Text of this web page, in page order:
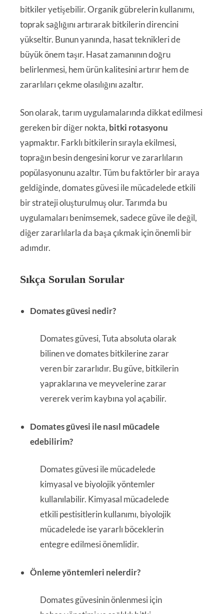
bitkiler yetişebilir. Organik gübrelerin kullanımı,
toprak sağlığını artırarak bitkilerin direncini
yükseltir. Bunun yanında, hasat teknikleri de
büyük önem taşır. Hasat zamanının doğru
belirlenmesi, hem ürün kalitesini artırır hem de
zararlıları çekme olasılığını azaltır.
Son olarak, tarım uygulamalarında dikkat edilmesi
gereken bir diğer nokta, bitki rotasyonu
yapmaktır. Farklı bitkilerin sırayla ekilmesi,
toprağın besin dengesini korur ve zararlıların
popülasyonunu azaltır. Tüm bu faktörler bir araya
geldiğinde, domates güvesi ile mücadelede etkili
bir strateji oluşturulmuş olur. Tarımda bu
uygulamaları benimsemek, sadece güve ile değil,
diğer zararlılarla da başa çıkmak için önemli bir
adımdır.
Sıkça Sorulan Sorular
Domates güvesi nedir?
Domates güvesi, Tuta absoluta olarak
bilinen ve domates bitkilerine zarar
veren bir zararlıdır. Bu güve, bitkilerin
yapraklarına ve meyvelerine zarar
vererek verim kaybına yol açabilir.
Domates güvesi ile nasıl mücadele
edebilirim?
Domates güvesi ile mücadelede
kimyasal ve biyolojik yöntemler
kullanılabilir. Kimyasal mücadelede
etkili pestisitlerin kullanımı, biyolojik
mücadelede ise yararlı böceklerin
entegre edilmesi önemlidir.
Önleme yöntemleri nelerdir?
Domates güvesinin önlenmesi için